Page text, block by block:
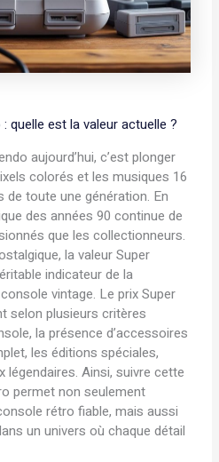
quelle est la valeur actuelle ?
aujourd’hui, c’est plonger
colorés et les musiques 16
toute une génération. En
des années 90 continue de
que les collectionneurs.
la valeur Super
indicateur de la
vintage. Le prix Super
selon plusieurs critères
la présence d’accessoires
les éditions spéciales,
légendaires. Ainsi, suivre cette
permet non seulement
rétro fiable, mais aussi
un univers où chaque détail